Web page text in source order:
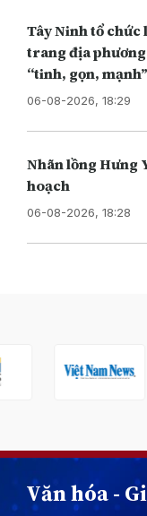
Tây Ninh tổ chức
trang địa
“tinh, gọn, mạnh”
06-08-2026, 18:29
Nhãn lồng Hưng
hoạch
06-08-2026, 18:28
Văn hóa -